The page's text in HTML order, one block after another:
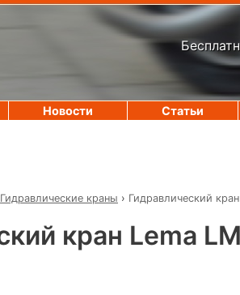
Гидравлические краны › Гидравлический
кран Lema
Новости Статьи